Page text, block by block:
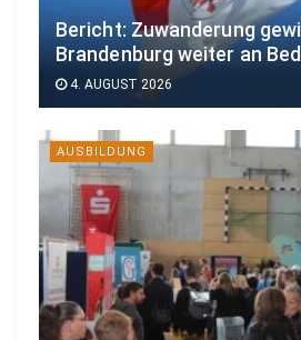
Bericht: Zuwanderung
Brandenburg weiter an
4. AUGUST 2026
AUSBILDUNG